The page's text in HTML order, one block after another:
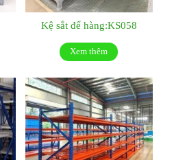
Kệ sắt để hàng:KS058
Xem thêm